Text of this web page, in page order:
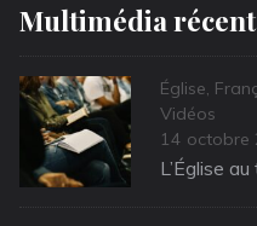
Multimédia récent
Categories
Église,
Vidéos
Posted
on
14 octobre
L’Église